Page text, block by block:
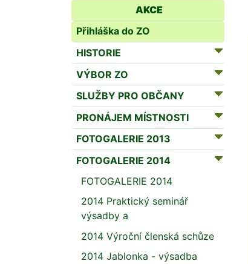
AKCE
Přihláška do ZO
HISTORIE
VÝBOR ZO
SLUŽBY PRO OBČANY
PRONÁJEM MÍSTNOSTI
FOTOGALERIE 2013
FOTOGALERIE 2014
FOTOGALERIE 2014
2014 Praktický seminář
výsadby a
2014 Výroční členská schůze
2014 Jablonka - výsadba